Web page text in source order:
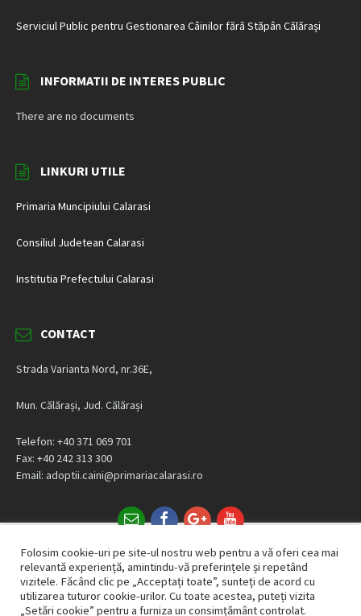
Serviciul Public pentru Gestionarea Câinilor fără Stăpân Călărași
INFORMATII DE INTERES PUBLIC
There are no documents
LINKURI UTILE
Primaria Muncipiului Calarasi
Consiliul Judetean Calarasi
Institutia Prefectului Calarasi
CONTACT
Strada Varianta Nord, nr.36E,
Mun. Călărași, Jud. Călărași
Telefon: +40 371 069 701
Fax: +40 242 313 300
Email: adoptii.caini@primariacalarasi.ro
EmailFacebookGoogle+YouTube
Politica privind cookie-urile GDPR
© 2026 Serviciul Public pentru Gestionarea Câinilor fără Stăpân Călărași! Creat de
South Design IT
Folosim cookie-uri pe site-ul nostru web pentru a vă oferi cea mai
relevantă experiență, amintindu-vă preferințele și repetând
vizitele. Făcând clic pe „Acceptați toate”, sunteți de acord cu
utilizarea tuturor cookie-urilor. Cu toate acestea, puteți vizita
„Setări cookie” pentru a furniza un consimțământ controlat.